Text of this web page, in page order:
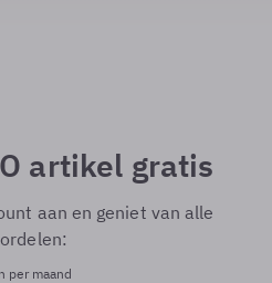
artikel gratis
aan en geniet van alle
per maand